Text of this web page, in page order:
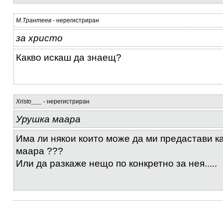
М.Трантеев - нерегистриран
за христо
Какво искаш да знаещ?
Xristo___ - нерегистриран
Урушка маара
Има ли някои които може да ми предастави
маара ???
Или да разкаже нещо по конкретно за нея.....